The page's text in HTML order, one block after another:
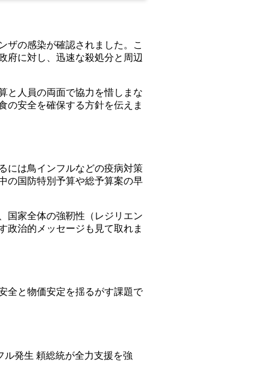
ザの感染が確認されました。こ
府に対し、迅速な殺処分と周辺
と人員の両面で協力を惜しまな
の安全を確保する方針を伝えま
には鳥インフルなどの疫病対策
の国防特別予算や総予算案の早
国家全体の強靭性（レジリエン
政治的メッセージも見て取れま
全と物価安定を揺るがす課題で
発生 頼総統が全力支援を強